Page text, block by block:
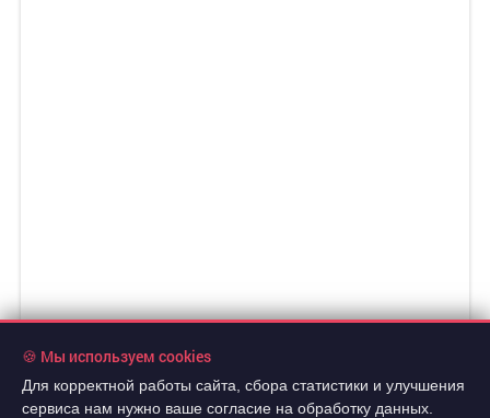
🍪 Мы используем cookies
Для корректной работы сайта, сбора статистики и улучшения
сервиса нам нужно ваше согласие на обработку данных.